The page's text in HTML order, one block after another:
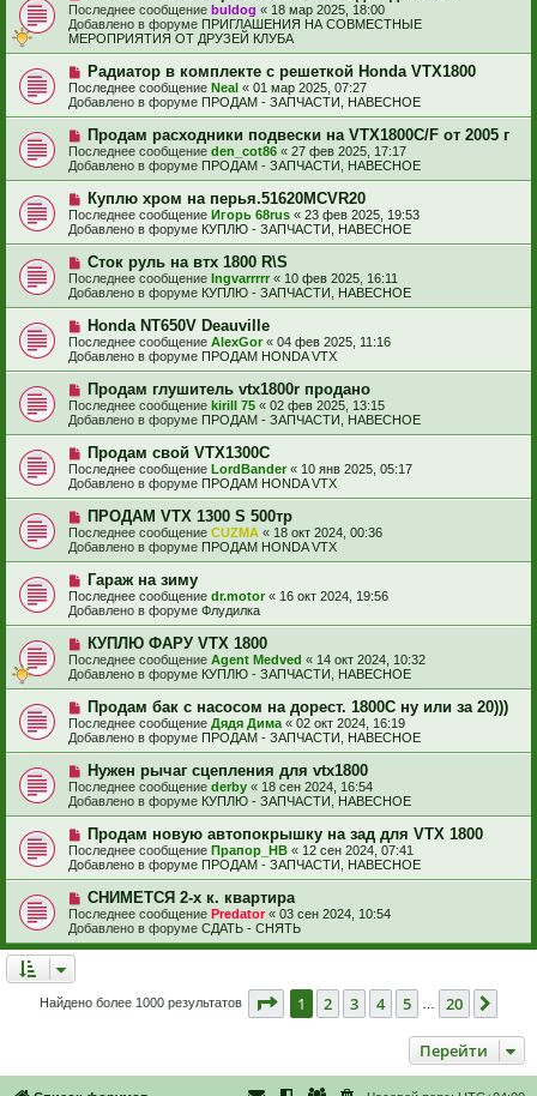
е
н
и
е
о
о
б
щ
н
и
е
о
в
о
с
о
о
б
щ
н
и
е
Последнее сообщение buldog « 18 мар 2025, 18:00
Добавлено в форуме ПРИГЛАШЕНИЯ НА СОВМЕСТНЫЕ
МЕРОПРИЯТИЯ ОТ ДРУЗЕЙ КЛУБА
Н
о
в
е
с
о
о
б
щ
е
н
и
е
Радиатор в комплекте с решеткой Honda VTX1800
Последнее сообщение Neal « 01 мар 2025, 07:27
Добавлено в форуме ПРОДАМ - ЗАПЧАСТИ, НАВЕСНОЕ
Н
о
в
е
с
о
о
б
щ
е
н
и
е
Продам расходники подвески на VTX1800C/F от 2005 г
Последнее сообщение den_cot86 « 27 фев 2025, 17:17
Добавлено в форуме ПРОДАМ - ЗАПЧАСТИ, НАВЕСНОЕ
Н
о
в
с
о
о
б
щ
е
н
и
е
Куплю хром на перья.51620MCVR20
Последнее сообщение Игорь 68rus « 23 фев 2025, 19:53
Добавлено в форуме КУПЛЮ - ЗАПЧАСТИ, НАВЕСНОЕ
Н
о
в
е
с
о
о
б
щ
е
н
и
е
Сток руль на втх 1800 R\S
Последнее сообщение Ingvarrrrr « 10 фев 2025, 16:11
Добавлено в форуме КУПЛЮ - ЗАПЧАСТИ, НАВЕСНОЕ
Н
о
в
е
с
о
о
б
щ
е
н
и
е
Honda NT650V Deauville
Последнее сообщение AlexGor« 04 фев 2025, 11:16
Добавлено в форуме ПРОДАМ HONDA VTX
Н
о
в
е
с
о
о
б
щ
е
н
и
е
Продам глушитель vtx1800r продано
Последнее сообщение kirill 75 « 02 фев 2025, 13:15
Добавлено в форуме ПРОДАМ - ЗАПЧАСТИ, НАВЕСНОЕ
Н
о
в
е
с
о
о
б
щ
е
н
и
е
Продам свой VTX1300C
Последнее сообщение LordBander« 10 янв 2025, 05:17
Добавлено в форуме ПРОДАМ HONDA VTX
Н
о
в
е
с
о
о
б
щ
е
н
и
е
ПРОДАМ VTX 1300 S 500тр
Последнее сообщение CUZMA « 18 окт 2024, 00:36
Добавлено в форуме ПРОДАМ HONDA VTX
Н
о
в
е
с
о
о
б
щ
е
н
и
е
Гараж на зиму
Последнее сообщение dr.motor« 16 окт 2024, 19:56
Добавлено в форуме Флудилка
Н
о
в
е
с
о
о
б
щ
е
н
и
е
КУПЛЮ ФАРУ VTX 1800
Последнее сообщение Agent Medved « 14 окт 2024, 10:32
Добавлено в форуме КУПЛЮ - ЗАПЧАСТИ, НАВЕСНОЕ
Н
о
в
е
с
о
о
б
щ
е
н
и
е
Продам бак с насосом на дорест. 1800С ну или за 20)))
Последнее сообщение Дядя Дима « 02 окт 2024, 16:19
Добавлено в форуме ПРОДАМ - ЗАПЧАСТИ, НАВЕСНОЕ
Н
о
в
е
с
о
о
б
щ
е
н
и
Нужен рычаг сцепления для vtx1800
Последнее сообщение derby « 18 сен 2024, 16:54
Добавлено в форуме КУПЛЮ - ЗАПЧАСТИ, НАВЕСНОЕ
Н
о
в
с
о
о
б
и
Продам новую автопокрышку на зад для VTX 1800
Последнее сообщение Прапор_НВ « 12 сен 2024, 07:41
Добавлено в форуме ПРОДАМ - ЗАПЧАСТИ, НАВЕСНОЕ
Н
о
в
е
б
СНИМЕТСЯ 2-х к. квартира
Последнее сообщение Predator« 03 сен 2024, 10:54
Добавлено в форуме СДАТЬ - СНЯТЬ
Найдено более 1000 результатов Страница из 20
1 2 3 4 5 20
Перейти